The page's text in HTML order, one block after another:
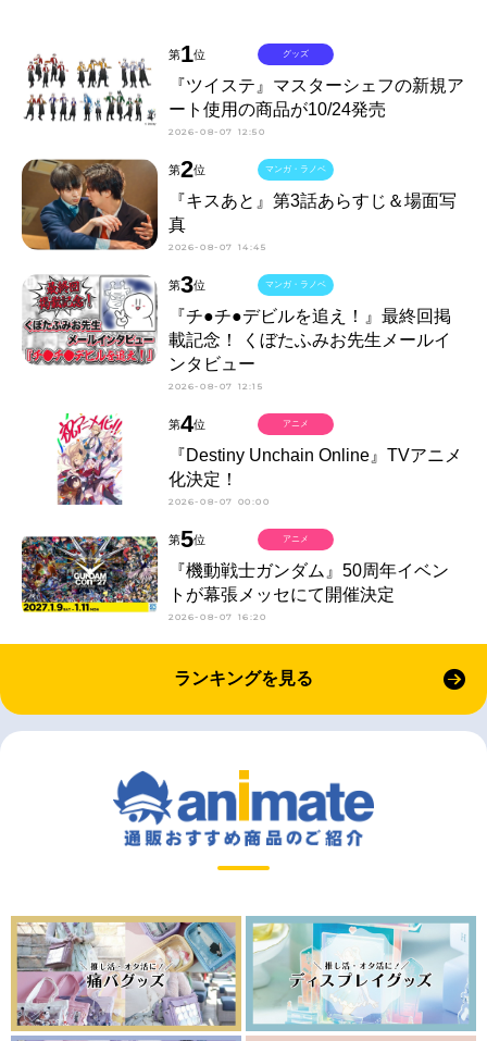
第1位
『ツイステ』マスターシェフの新規ア
ート使用の商品が10/24発売
2026-08-07 12:50
グッズ
第2位
『キスあと』第3話あらすじ＆場面写
真
2026-08-07 14:45
マンガ・ラノベ
第3位
『チ●チ●デビルを追え！』最終回掲
載記念！ くぼたふみお先生メールイ
ンタビュー
2026-08-07 12:15
マンガ・ラノベ
第4位
『Destiny Unchain Online』TVアニメ
化決定！
2026-08-07 00:00
アニメ
第5位
『機動戦士ガンダム』50周年イベン
トが幕張メッセにて開催決定
2026-08-07 16:20
アニメ
ランキングを見る